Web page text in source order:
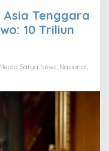
Tenggara
10 Triliun
Media Satya News Nasional